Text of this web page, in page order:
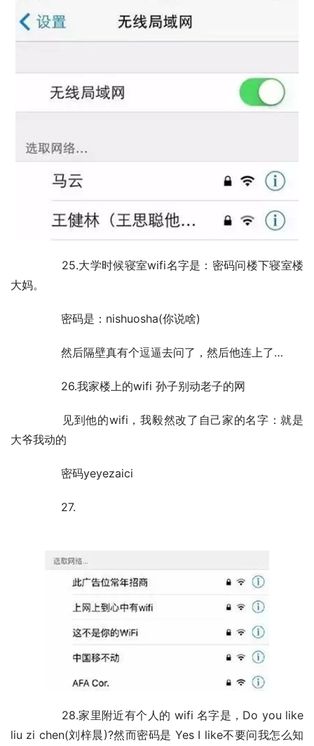
大妈。
	　　密码是：nishuosha(你说啥)
	　　然后隔壁真有个逗逼去问了，然后他连上了…
	　　26.我家楼上的wifi 孙子别动老子的网
大爷我动的
	　　密码yeyezaici
	　　27.
liu zi chen(刘梓晨)?然而密码是 Yes I like不要问我怎么知